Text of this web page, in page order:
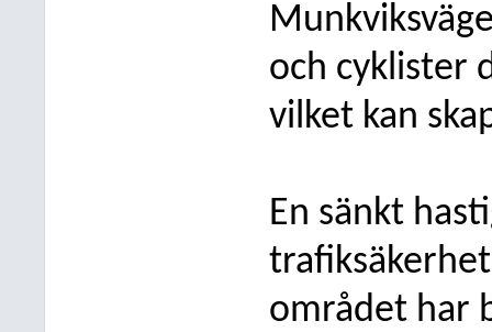
och cyklister
vilket kan
En sänkt
området har